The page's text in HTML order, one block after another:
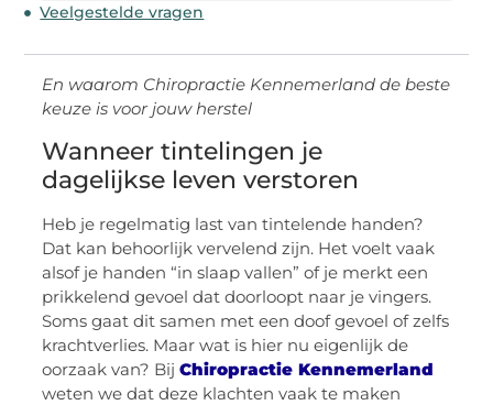
Veelgestelde vragen
En waarom Chiropractie Kennemerland de beste
keuze is voor jouw herstel
Wanneer tintelingen je
dagelijkse leven verstoren
Heb je regelmatig last van tintelende handen?
Dat kan behoorlijk vervelend zijn. Het voelt vaak
alsof je handen “in slaap vallen” of je merkt een
prikkelend gevoel dat doorloopt naar je vingers.
Soms gaat dit samen met een doof gevoel of zelfs
krachtverlies. Maar wat is hier nu eigenlijk de
oorzaak van? BijChiropractie Kennemerland
weten we dat deze klachten vaak te maken